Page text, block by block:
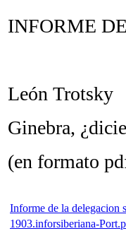
INFORME
León Trotsky
Ginebra,
(en formato
Informe de la delegacion
1903.inforsiberiana-